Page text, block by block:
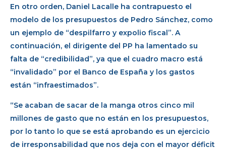
En otro orden, Daniel Lacalle ha contrapuesto el
modelo de los presupuestos de Pedro Sánchez, como
un ejemplo de “despilfarro y expolio fiscal”. A
continuación, el dirigente del PP ha lamentado su
falta de “credibilidad”, ya que el cuadro macro está
“invalidado” por el Banco de España y los gastos
están “infraestimados”.
“Se acaban de sacar de la manga otros cinco mil
millones de gasto que no están en los presupuestos,
por lo tanto lo que se está aprobando es un ejercicio
de irresponsabilidad que nos deja con el mayor déficit